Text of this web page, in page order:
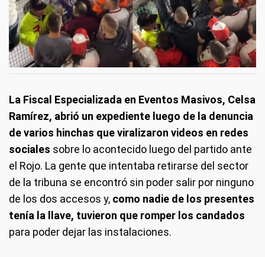
La Fiscal Especializada en Eventos Masivos, Celsa
Ramírez, abrió un expediente luego de la denuncia
de varios hinchas que viralizaron videos en redes
sociales sobre lo acontecido luego del partido ante
el Rojo. La gente que intentaba retirarse del sector
de la tribuna se encontró sin poder salir por ninguno
de los dos accesos y, como nadie de los presentes
tenía la llave, tuvieron que romper los candados
para poder dejar las instalaciones.